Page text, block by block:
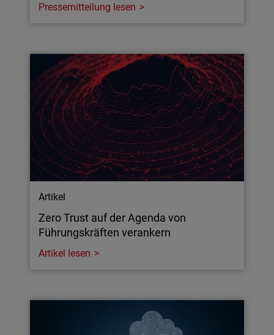
Pressemitteilung lesen
Artikel
Zero Trust auf der Agenda von
Führungskräften verankern
Artikel lesen